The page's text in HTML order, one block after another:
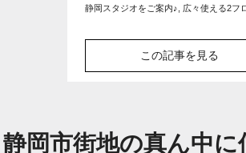
静岡スタジオをご案内♪, 広々使える2フ
この記事を見る
静岡市街地の真ん中に